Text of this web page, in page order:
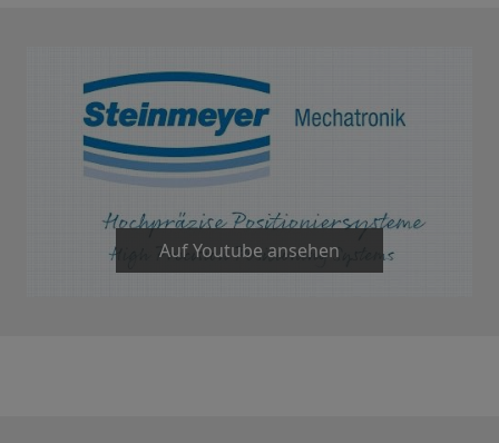
Auf Youtube ansehen